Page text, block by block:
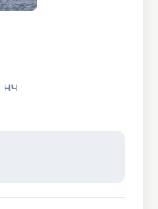
нч